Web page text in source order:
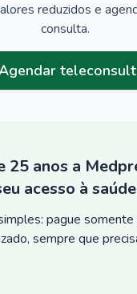
reduzidos e
consulta.
25 anos a
acesso à saúde
pague
sempre que